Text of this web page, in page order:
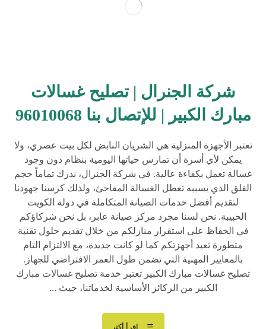
شركة الجنرال | تصليح غسالات
مبارك الكبير | للإتصال بنا 96010068
تعتبر الأجهزة المنزلية هي الشريان النابض لكل بيت عصري، ولا
يمكن لأي أسرة أن تمارس حياتها اليومية بنظام دون وجود
غسالة تعمل بكفاءة عالية. في شركة الجنرال، ندرك تماماً حجم
القلق الذي يسببه تعطل الغسالة المفاجئ، ولذلك كرسنا جهودنا
لتقديم أفضل خدمات الصيانة المتكاملة في دولة الكويت
الحبيبة. نحن لسنا مجرد مركز صيانة عابر، بل نحن شركاؤكم
في الحفاظ على استقرار منازلكم من خلال تقديم حلول تقنية
متطورة تعيد أجهزتكم كما لو كانت جديدة، مع الالتزام التام
بالمعايير المهنية التي تضمن طول العمر الافتراضي للجهاز.
تصليح غسالات مبارك الكبير تعتبر خدمة تصليح غسالات مبارك
الكبير من الركائز الأساسية لخدماتنا، حيث ...
اقرأ أكثر